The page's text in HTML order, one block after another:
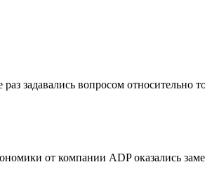
задавались вопросом относительно
от компании ADP оказались